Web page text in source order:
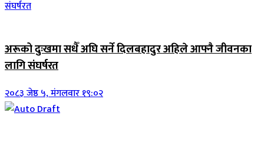
अरूको दुःखमा सधैँ अघि सर्ने दिलबहादुर अहिले आफ्नै जीवनका
लागि संघर्षरत
२०८३ जेष्ठ ५, मंगलवार १९:०२